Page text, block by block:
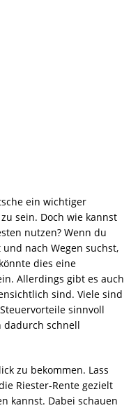
ein wichtiger
sein. Doch wie kannst
nutzen? Wenn du
nach Wegen suchst,
dies eine
Allerdings gibt es auch
sind. Viele sind
sinnvoll
dadurch schnell
zu bekommen. Lass
Riester-Rente gezielt
kannst. Dabei schauen